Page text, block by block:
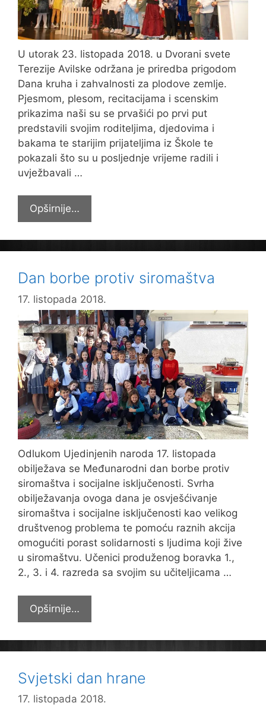
U utorak 23. listopada 2018. u Dvorani svete
Terezije Avilske održana je priredba prigodom
Dana kruha i zahvalnosti za plodove zemlje.
Pjesmom, plesom, recitacijama i scenskim
prikazima naši su se prvašići po prvi put
predstavili svojim roditeljima, djedovima i
bakama te starijim prijateljima iz Škole te
pokazali što su u posljednje vrijeme radili i
uvježbavali …
Opširnije…
obilježili
Dane
kruha
zahvalnosti
za
plodove
zemlje
Dan borbe protiv siromaštva
17. listopada 2018.
Odlukom Ujedinjenih naroda 17. listopada
obilježava se Međunarodni dan borbe protiv
siromaštva i socijalne isključenosti. Svrha
obilježavanja ovoga dana je osvješćivanje
siromaštva i socijalne isključenosti kao velikog
društvenog problema te pomoću raznih akcija
omogućiti porast solidarnosti s ljudima koji žive
u siromaštvu. Učenici produženog boravka 1.,
2., 3. i 4. razreda sa svojim su učiteljicama …
Opširnije…
borbe
protiv
siromaštva
Svjetski dan hrane
17. listopada 2018.